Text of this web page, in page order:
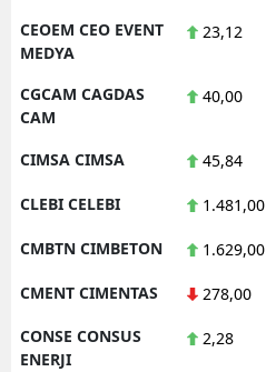
CEOEM CEO EVENT
MEDYA
23,12
CGCAM CAGDAS
CAM
40,00
CIMSA CIMSA 45,84
CLEBI CELEBI 1.481,00
CMBTN CIMBETON 1.629,00
CMENT CIMENTAS 278,00
CONSE CONSUS
ENERJI
2,28